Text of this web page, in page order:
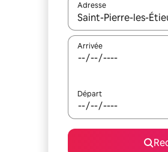
Adresse
Lorsque les résultats
Arrivée
Départ